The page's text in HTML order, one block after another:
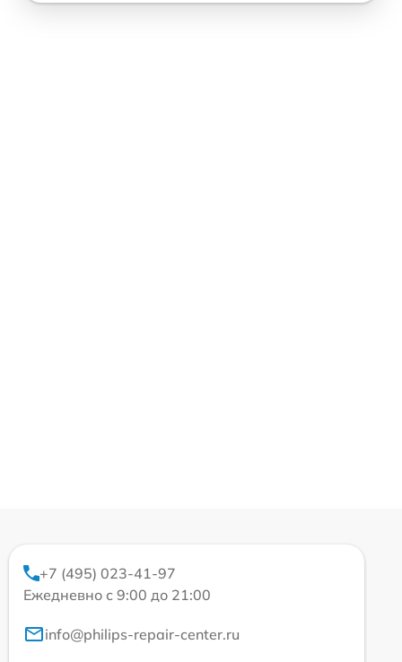
+7 (495) 023-41-97
Ежедневно с 9:00 до 21:00
info@philips-repair-center.ru